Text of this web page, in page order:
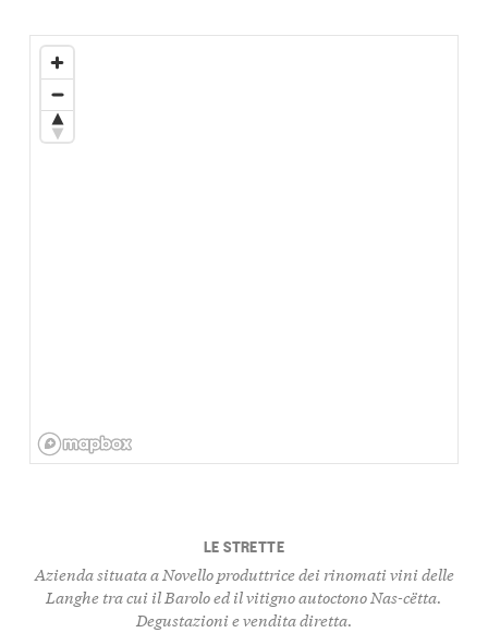
LE STRETTE
Azienda situata a Novello produttrice dei rinomati vini delle
Langhe tra cui il Barolo ed il vitigno autoctono Nas-cëtta.
Degustazioni e vendita diretta.